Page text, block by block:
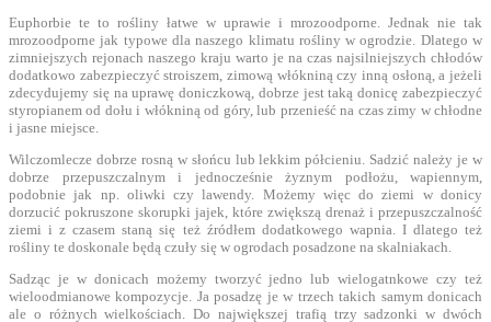
Euphorbie te to rośliny łatwe w uprawie i mrozoodporne. Jednak nie tak
mrozoodporne jak typowe dla naszego klimatu rośliny w ogrodzie. Dlatego w
zimniejszych rejonach naszego kraju warto je na czas najsilniejszych chłodów
dodatkowo zabezpieczyć stroiszem, zimową włókniną czy inną osłoną, a jeżeli
zdecydujemy się na uprawę doniczkową, dobrze jest taką donicę zabezpieczyć
styropianem od dołu i włókniną od góry, lub przenieść na czas zimy w chłodne
i jasne miejsce.
Wilczomlecze dobrze rosną w słońcu lub lekkim półcieniu. Sadzić należy je w
dobrze przepuszczalnym i jednocześnie żyznym podłożu, wapiennym,
podobnie jak np. oliwki czy lawendy. Możemy więc do ziemi w donicy
dorzucić pokruszone skorupki jajek, które zwiększą drenaż i przepuszczalność
ziemi i z czasem staną się też źródłem dodatkowego wapnia. I dlatego też
rośliny te doskonale będą czuły się w ogrodach posadzone na skalniakach.
Sadząc je w donicach możemy tworzyć jedno lub wielogatnkowe czy też
wieloodmianowe kompozycje. Ja posadzę je w trzech takich samym donicach
ale o różnych wielkościach. Do największej trafią trzy sadzonki w dwóch